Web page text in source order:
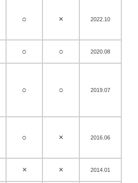
○ × 2022.10
○ ○ 2020.08
○ ○ 2019.07
○ × 2016.06
× × 2014.01